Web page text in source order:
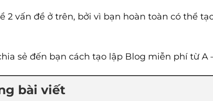
2 vấn đề ở trên, bởi vì bạn hoàn toàn có thể
sẻ đến bạn cách tạo lập Blog miễn phí từ A
bài viết